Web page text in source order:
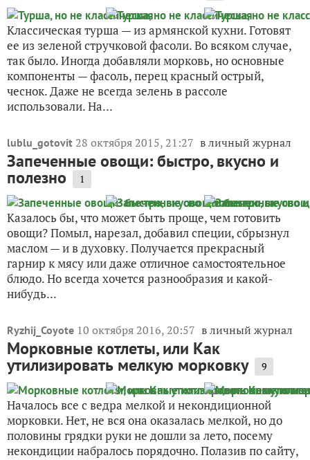
Классическая турша — из армянской кухни. Готовят
ее из зеленой стручковой фасоли. Во всяком случае,
так было. Иногда добавляли морковь, но основные
компоненты — фасоль, перец красный острый,
чеснок. Даже не всегда зелень в рассоле
использовали. На...
lublu_gotovit 28 октября 2015, 21:27 в личный журнал
Запеченные овощи: быстро, вкусно и
полезно 1
Казалось бы, что может быть проще, чем готовить
овощи? Помыл, нарезал, добавил специи, сбрызнул
маслом — и в духовку. Получается прекрасный
гарнир к мясу или даже отличное самостоятельное
блюдо. Но всегда хочется разнообразия и какой-
нибудь...
Ryzhij_Coyote 10 октября 2016, 20:57 в личный журнал
Морковные котлеты, или Как
утилизировать мелкую морковку 9
Началось все с ведра мелкой и некондиционной
морковки. Нет, не вся она оказалась мелкой, но до
половины грядки руки не дошли за лето, посему
некондиции набралось порядочно. Полазив по сайту,